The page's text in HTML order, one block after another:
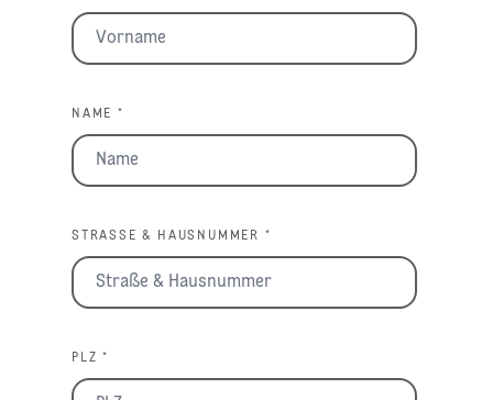
NAME *
STRASSE & HAUSNUMMER *
PLZ *